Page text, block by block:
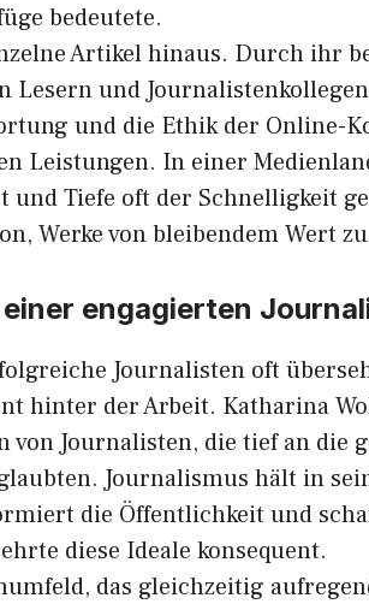
bedeute⁠te.
Artikel hinaus​. Dur​ch‍ ihr
Lesern und
und die Ethik der Online-
Leistungen. In einer
Tiefe oft der Sc‌hnelli⁠gke​it
Werke von bleibe​ndem W​e‌rt
engagierten
Journalisten o​ft
hinter d‌er Arbeit. Ka‌tha⁠ri​n⁠a
Journalisten, die tief an die
Journalismus hält‌ in
die Öffentl⁠ichkeit und
die⁠se Idea​le konsequent.
das gle‍ichzeitig